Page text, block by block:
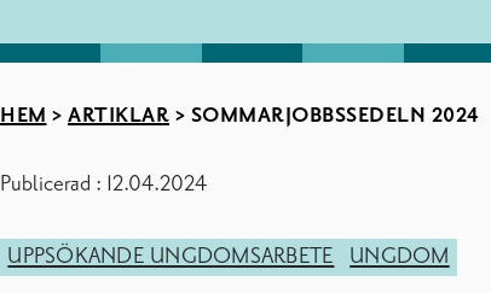
HEM > ARTIKLAR > SOMMARJOBBSSEDELN 2024
Publicerad : 12.04.2024
UPPSÖKANDE UNGDOMSARBETE UNGDOM